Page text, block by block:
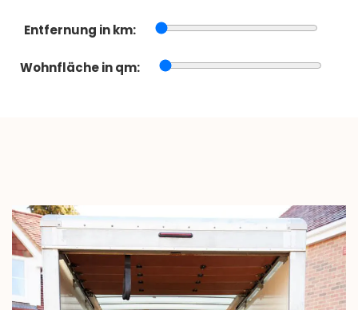
Entfernung in km:
Wohnfläche in qm: